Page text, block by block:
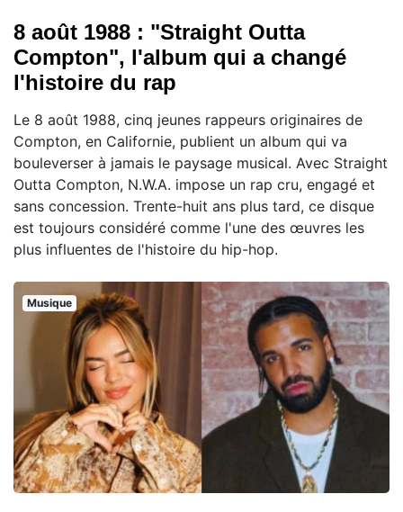
8 août 1988 : "Straight Outta
Compton", l'album qui a changé
l'histoire du rap
Le 8 août 1988, cinq jeunes rappeurs originaires de
Compton, en Californie, publient un album qui va
bouleverser à jamais le paysage musical. Avec Straight
Outta Compton, N.W.A. impose un rap cru, engagé et
sans concession. Trente-huit ans plus tard, ce disque
est toujours considéré comme l'une des œuvres les
plus influentes de l'histoire du hip-hop.
Musique